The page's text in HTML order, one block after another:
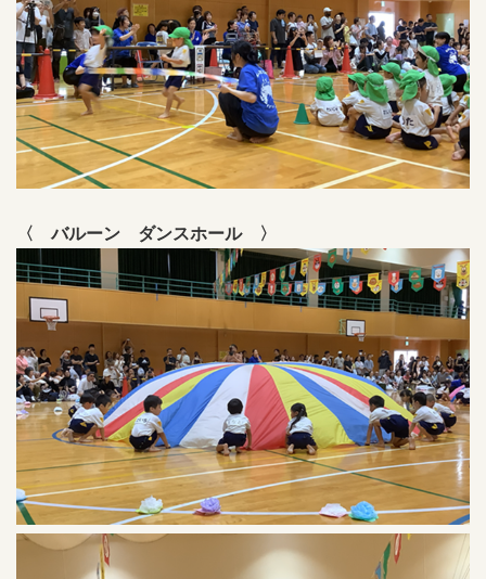
〈 バルーン ダンスホール 〉